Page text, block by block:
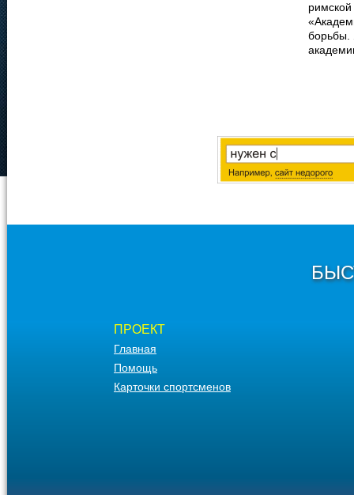
борьбы.
ПРОЕКТ
Главная
Помощь
Карточки спортсменов